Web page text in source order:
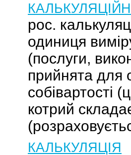
рос.
одиниця
(послуги,
прийнята для
собівартості
котрий
КАЛЬКУЛЯЦІЯ